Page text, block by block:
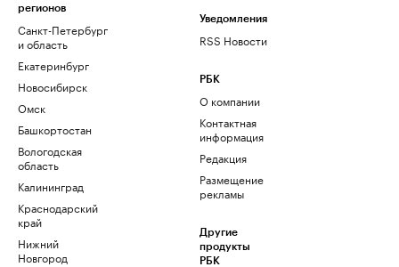
регионов
Санкт-Петербург
и область
Екатеринбург
Новосибирск
Омск
Башкортостан
Вологодская
область
Калининград
Краснодарский
край
Нижний
Новгород
Уведомления
RSS Новости
РБК
О компании
Контактная
информация
Редакция
Размещение
рекламы
Другие
продукты
РБК